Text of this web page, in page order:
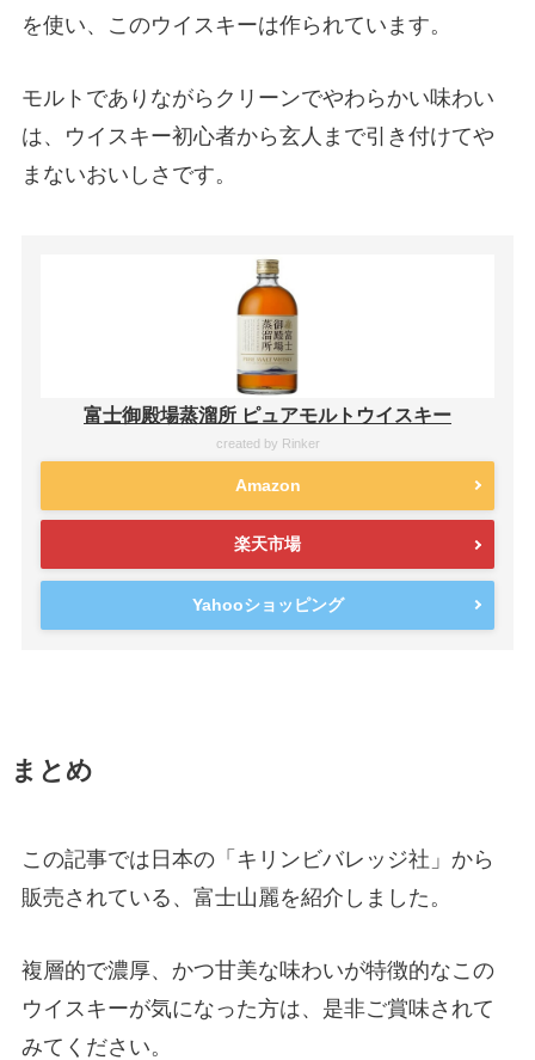
を使い、このウイスキーは作られています。
モルトでありながらクリーンでやわらかい味わい
は、ウイスキー初心者から玄人まで引き付けてや
まないおいしさです。
富士御殿場蒸溜所 ピュアモルトウイスキー
created by Rinker
Amazon
楽天市場
Yahooショッピング
まとめ
この記事では日本の「キリンビバレッジ社」から
販売されている、富士山麗を紹介しました。
複層的で濃厚、かつ甘美な味わいが特徴的なこの
ウイスキーが気になった方は、是非ご賞味されて
みてください。